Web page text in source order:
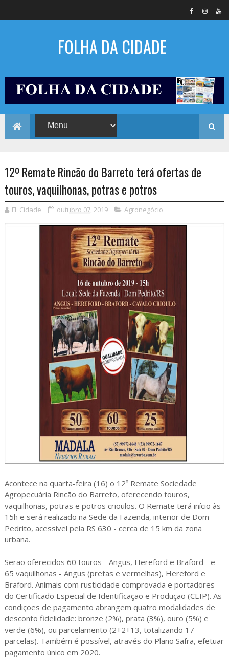
FOLHA DA CIDADE
12º Remate Rincão do Barreto terá ofertas de
touros, vaquilhonas, potras e potros
FL Cidade outubro 07, 2019 Agronegócio
Acontece na quarta-feira (16) o 12º Remate Sociedade
Agropecuária Rincão do Barreto, oferecendo touros,
vaquilhonas, potras e potros crioulos. O Remate terá início às
15h e será realizado na Sede da Fazenda, interior de Dom
Pedrito, acessível pela RS 630 - cerca de 15 km da zona
urbana.
Serão oferecidos 60 touros - Angus, Hereford e Braford - e
65 vaquilhonas - Angus (pretas e vermelhas), Hereford e
Braford. Animais com rusticidade comprovada e portadores
do Certificado Especial de Identificação e Produção (CEIP). As
condições de pagamento abrangem quatro modalidades de
desconto fidelidade: bronze (2%), prata (3%), ouro (5%) e
verde (6%), ou parcelamento (2+2+13, totalizando 17
parcelas). Também é possível, através do Plano Safra, efetuar
pagamento único em 2020.